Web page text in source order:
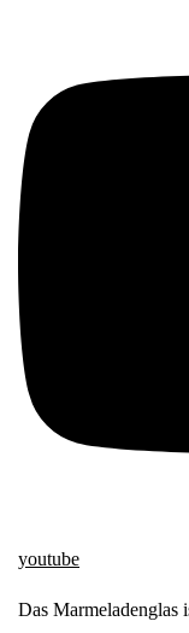
youtube
Das Marmeladenglas